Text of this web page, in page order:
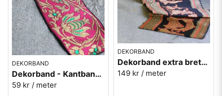
DEKORBAND
Dekorband - Kantband i textil Nr 61
59 kr / meter
DEKORBAND
Dekorband extra brett - Kantband i textil Nr 60
149 kr / meter